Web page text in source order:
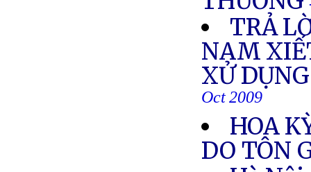
TRẢ
NAM
XỬ
Oct 2009
HOA
DO TÔN